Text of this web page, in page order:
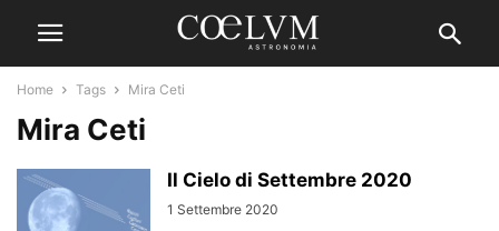
Home Tags Mira Ceti
Mira Ceti
Il Cielo di Settembre 2020
1 Settembre 2020